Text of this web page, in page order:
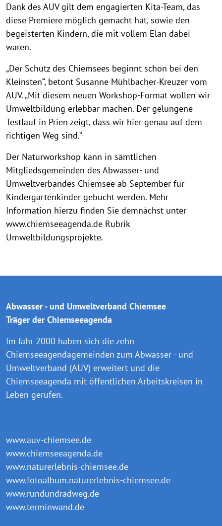
Dank des AUV gilt dem engagierten Kita-Team, das
diese Premiere möglich gemacht hat, sowie den
begeisterten Kindern, die mit vollem Elan dabei
waren.
„Der Schutz des Chiemsees beginnt schon bei den
Kleinsten“, betont Susanne Mühlbacher-Kreuzer vom
AUV. „Mit diesem neuen Workshop-Format wollen wir
Umweltbildung erlebbar machen. Der gelungene
Testlauf in Prien zeigt, dass wir hier genau auf dem
richtigen Weg sind.“
Der Naturworkshop kann in sämtlichen
Mitgliedsgemeinden des Abwasser- und
Umweltverbandes Chiemsee ab September für
Kindergartenkinder gebucht werden. Mehr
Information hierzu finden Sie demnächst unter
www.chiemseeagenda.de Rubrik
Umweltbildungsprojekte.
Abwasser - und Umweltverband Chiemsee
Träger der Chiemseeagenda
Im Jahr 2000 haben sich die zehn
Chiemseeagendagemeinden zum Abwasser - und
Umweltverband (AUV) erweitert und die
Chiemseeagenda mit öffentlichen Arbeitskreisen in
Leben gerufen.
www.auv-chiemsee.de
www.chiemseeagenda.de
www.naturerlebnis-chiemsee.de
www.fotoalbum.naturerlebnis-chiemsee.de
www.rundundradweg.de
www.terminwand.de